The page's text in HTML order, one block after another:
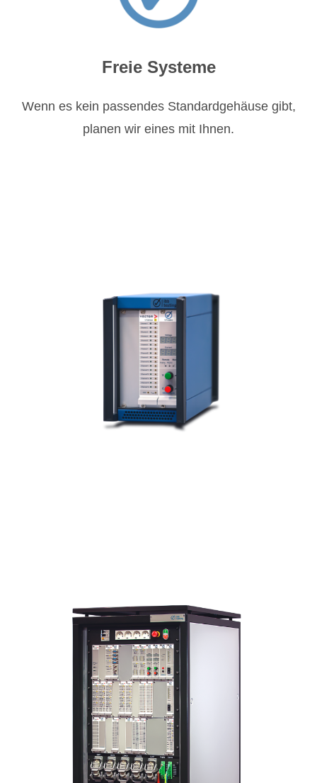
Freie Systeme
Wenn es kein passendes Standardgehäuse gibt,
planen wir eines mit Ihnen.